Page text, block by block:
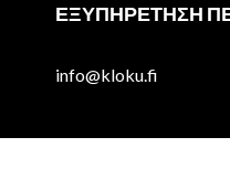
ΕΞΥΠΗΡΈΤΗΣΗ
info@kloku.fi